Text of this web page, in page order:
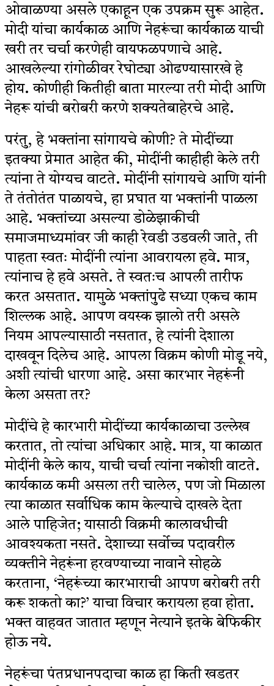
ओवाळण्या असले एकाहून एक उपक्रम सुरू आहेत.
मोदी यांचा कार्यकाळ आणि नेहरूंचा कार्यकाळ याची
खरी तर चर्चा करणेही वायफळपणाचे आहे.
आखलेल्या रांगोळीवर रेघोट्या ओढण्यासारखे हे
होय. कोणीही कितीही बाता मारल्या तरी मोदी आणि
नेहरू यांची बरोबरी करणे शक्यतेबाहेरचे आहे.
परंतु, हे भक्तांना सांगायचे कोणी? ते मोदींच्या
इतक्या प्रेमात आहेत की, मोदींनी काहीही केले तरी
त्यांना ते योग्यच वाटते. मोदींनी सांगायचे आणि यांनी
ते तंतोतंत पाळायचे, हा प्रघात या भक्तांनी पाळला
आहे. भक्तांच्या असल्या डोळेझाकीची
समाजमाध्यमांवर जी काही रेवडी उडवली जाते, ती
पाहता स्वतः मोदींनी त्यांना आवरायला हवे. मात्र,
त्यांनाच हे हवे असते. ते स्वतःच आपली तारीफ
करत असतात. यामुळे भक्तांपुढे सध्या एकच काम
शिल्लक आहे. आपण वयस्क झालो तरी असले
नियम आपल्यासाठी नसतात, हे त्यांनी देशाला
दाखवून दिलेच आहे. आपला विक्रम कोणी मोडू नये,
अशी त्यांची धारणा आहे. असा कारभार नेहरूंनी
केला असता तर?
मोदींचे हे कारभारी मोदींच्या कार्यकाळाचा उल्लेख
करतात, तो त्यांचा अधिकार आहे. मात्र, या काळात
मोदींनी केले काय, याची चर्चा त्यांना नकोशी वाटते.
कार्यकाळ कमी असला तरी चालेल, पण जो मिळाला
त्या काळात सर्वाधिक काम केल्याचे दाखले देता
आले पाहिजेत; यासाठी विक्रमी कालावधीची
आवश्यकता नसते. देशाच्या सर्वोच्च पदावरील
व्यक्तीने नेहरूंना हरवण्याच्या नावाने सोहळे
करताना, ‘नेहरूंच्या कारभाराची आपण बरोबरी तरी
करू शकतो का?’ याचा विचार करायला हवा होता.
भक्त वाहवत जातात म्हणून नेत्याने इतके बेफिकीर
होऊ नये.
नेहरूंचा पंतप्रधानपदाचा काळ हा किती खडतर